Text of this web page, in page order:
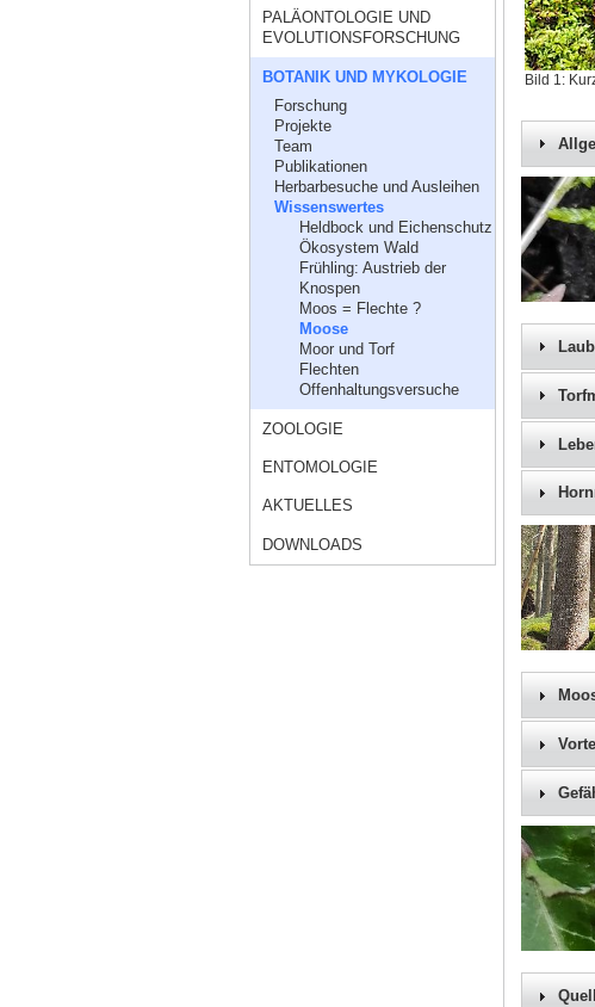
PALÄONTOLOGIE UND
EVOLUTIONSFORSCHUNG
BOTANIK UND MYKOLOGIE
Forschung
Projekte
Team
Publikationen
Herbarbesuche und Ausleihen
Wissenswertes
Heldbock und Eichenschutz
Ökosystem Wald
Frühling: Austrieb der
Knospen
Moos = Flechte ?
Moose
Moor und Torf
Flechten
Offenhaltungsversuche
ZOOLOGIE
ENTOMOLOGIE
AKTUELLES
DOWNLOADS
Bild 1: